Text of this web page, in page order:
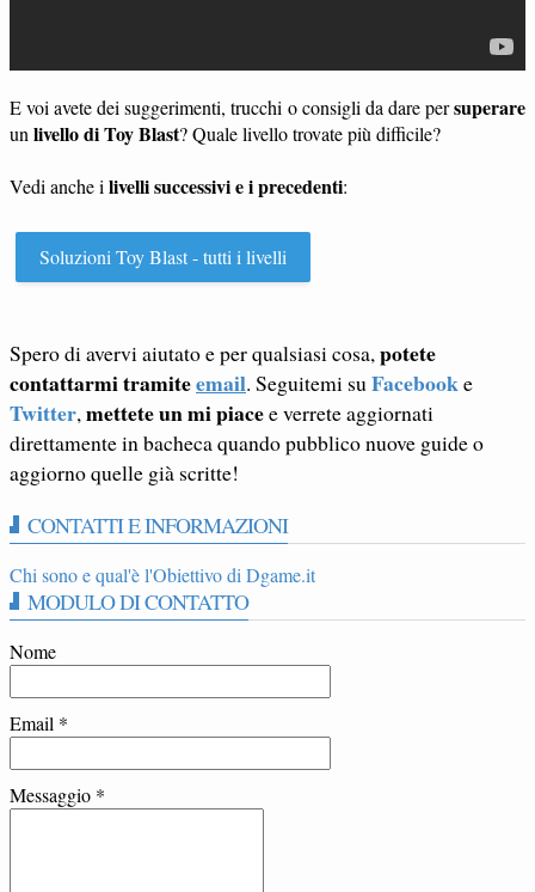
E voi avete dei suggerimenti, trucchi o consigli da dare persuperare
un livello di Toy Blast? Quale livello trovate più difficile?
Vedi anche i livelli successivi e i precedenti:
Soluzioni Toy Blast - tutti i livelli
Spero di avervi aiutato e per qualsiasi cosa,potete
contattarmi tramiteemail. Seguitemi suFacebooke
Twitter,mettete un mi piacee verrete aggiornati
direttamente in bacheca quando pubblico nuove guide o
aggiorno quelle già scritte!
CONTATTI E INFORMAZIONI
Chi sono e qual'è l'Obiettivo di Dgame.it
MODULO DI CONTATTO
Nome
Email *
Messaggio *